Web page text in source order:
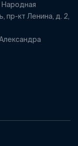
пр-кт Ленина, д. 2,